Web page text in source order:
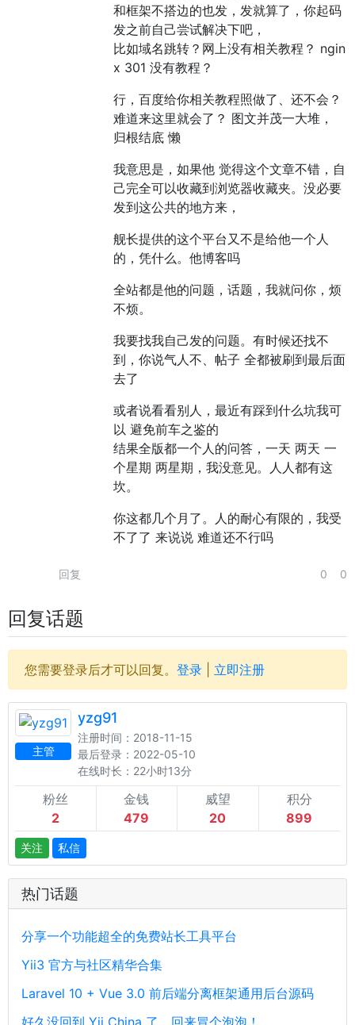
和框架不搭边的也发，发就算了，你起码
发之前自己尝试解决下吧，
比如域名跳转？网上没有相关教程？ ngin
x 301 没有教程？
行，百度给你相关教程照做了、还不会？
难道来这里就会了？ 图文并茂一大堆，
归根结底 懒
我意思是，如果他 觉得这个文章不错，自
己完全可以收藏到浏览器收藏夹。没必要
发到这公共的地方来，
舰长提供的这个平台又不是给他一个人
的，凭什么。他博客吗
全站都是他的问题，话题，我就问你，烦
不烦。
我要找我自己发的问题。有时候还找不
到，你说气人不、帖子 全都被刷到最后面
去了
或者说看看别人，最近有踩到什么坑我可
以 避免前车之鉴的
结果全版都一个人的问答，一天 两天 一
个星期 两星期，我没意见。人人都有这
坎。
你这都几个月了。人的耐心有限的，我受
不了了 来说说 难道还不行吗
回复 0 0
回复话题
您需要登录后才可以回复。 登录 立即注册
主管
yzg91
注册时间：2018-11-15
最后登录：2022-05-10
在线时长：22小时13分
粉丝
2
金钱
479
威望
20
积分
899
关注 私信
热门话题
分享一个功能超全的免费站长工具平台
Yii3 官方与社区精华合集
Laravel 10 + Vue 3.0 前后端分离框架通用后台源码
好久没回到 Yii China 了，回来冒个泡泡！